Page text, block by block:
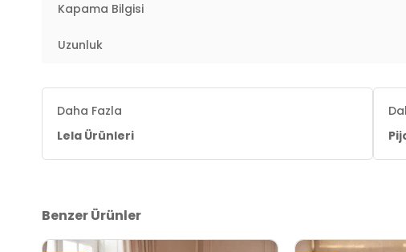
Kapama Bilgisi
Uzunluk
Daha Fazla
Lela Ürünleri
Benzer Ürünler